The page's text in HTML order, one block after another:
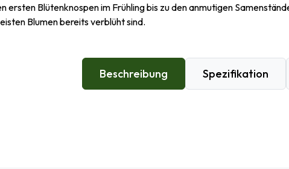
ersten Blütenknospen im Frühling bis zu den anmutigen
Blumen bereits verblüht sind.
Beschreibung Spezifikation